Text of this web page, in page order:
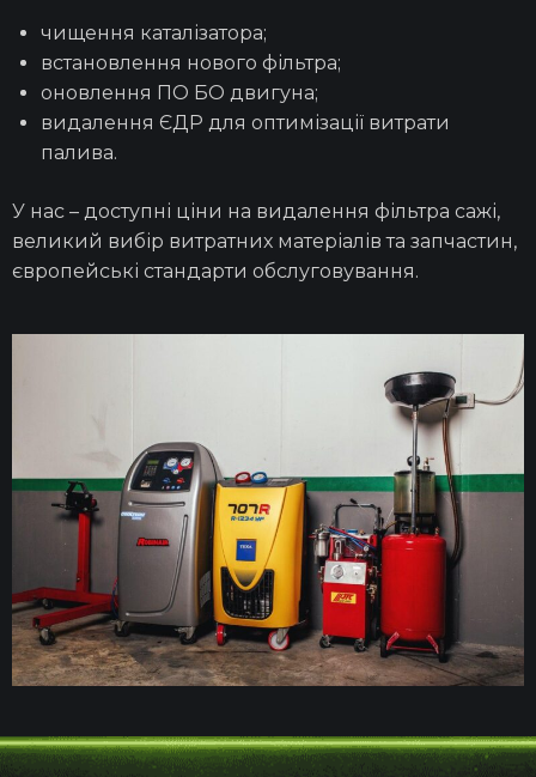
чищення каталізатора;
встановлення нового фільтра;
оновлення ПО БО двигуна;
видалення ЄДР для оптимізації витрати
палива.
У нас – доступні ціни на видалення фільтра сажі,
великий вибір витратних матеріалів та запчастин,
європейські стандарти обслуговування.